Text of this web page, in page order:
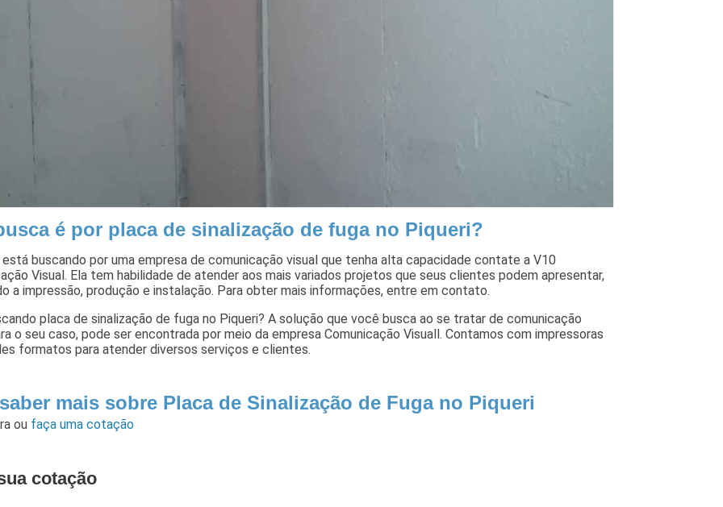
é por placa de sinalização de fuga no Piqueri?
buscando por uma empresa de comunicação visual que tenha alta capacidade contate a V10
Visual. Ela tem habilidade de atender aos mais variados projetos que seus clientes podem apresentar,
a impressão, produção e instalação. Para obter mais informações, entre em contato.
placa de sinalização de fuga no Piqueri? A solução que você busca ao se tratar de comunicação
o seu caso, pode ser encontrada por meio da empresa Comunicação Visuall. Contamos com impressoras
formatos para atender diversos serviços e clientes.
mais sobre Placa de Sinalização de Fuga no Piqueri
ou faça uma cotação
cotação